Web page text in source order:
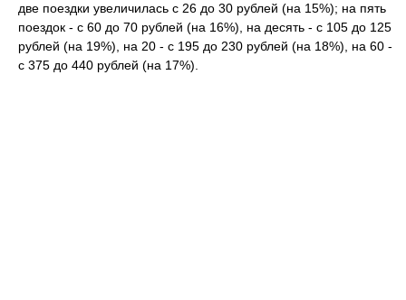
две поездки увеличилась с 26 до 30 рублей (на 15%); на пять
поездок - с 60 до 70 рублей (на 16%), на десять - с 105 до 125
рублей (на 19%), на 20 - с 195 до 230 рублей (на 18%), на 60 -
с 375 до 440 рублей (на 17%).